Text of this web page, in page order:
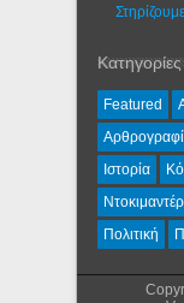
Στηρίζουμε
Κατηγορίες
Featured
Ιστορία
Ντοκιμαντέρ
Πολιτική